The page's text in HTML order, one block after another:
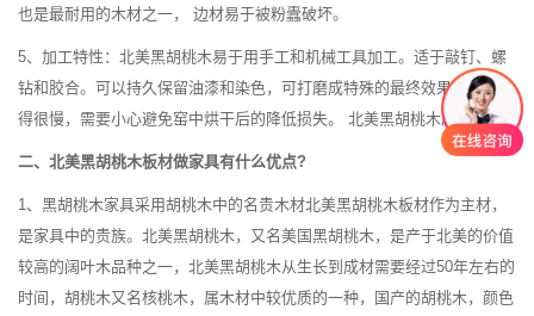
也是最耐用的木材之一， 边材易于被粉蠹破坏。
5、加工特性：北美黑胡桃木易于用手工和机械工具加工。适于敲钉、螺
钻和胶合。可以持久保留油漆和染色，可打磨成特殊的最终效果。但干燥
得很慢，需要小心避免窑中烘干后的降低损失。 北美黑胡桃木原木
二、北美黑胡桃木板材做家具有什么优点?
1、黑胡桃木家具采用胡桃木中的名贵木材北美黑胡桃木板材作为主材，
是家具中的贵族。北美黑胡桃木，又名美国黑胡桃木，是产于北美的价值
较高的阔叶木品种之一，北美黑胡桃木从生长到成材需要经过50年左右的
时间，胡桃木又名核桃木，属木材中较优质的一种，国产的胡桃木，颜色